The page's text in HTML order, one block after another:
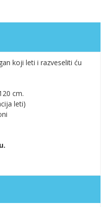
koji leti i razveseliti ću
cm.
leti)